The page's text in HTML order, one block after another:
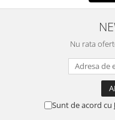
Nu rata
Sunt de acord cu